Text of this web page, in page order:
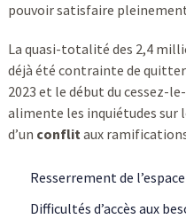
pouvoir satisfaire
La quasi-totalité des 2,4
déjà été contrainte de
2023 et le début du cessez-
alimente les inquiétudes sur
d’un conflitaux
Resserrement de
Difficultés d’accès aux